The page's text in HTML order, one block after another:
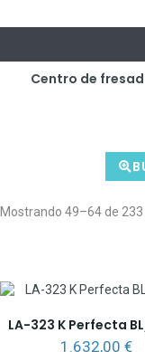
Centro de
Mostrando 49–64 de
LA-323 K Perfecta
1.632,00 €